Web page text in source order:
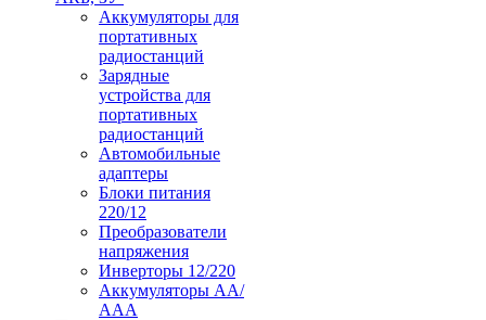
Аккумуляторы для
портативных
радиостанций
Зарядные
устройства для
портативных
радиостанций
Автомобильные
адаптеры
Блоки питания
220/12
Преобразователи
напряжения
Инверторы 12/220
Аккумуляторы АА/
ААА